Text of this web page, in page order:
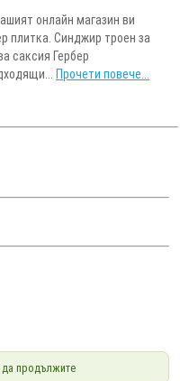
онлайн магазин ви
плитка. Синджир троен за
саксия Гербер
Прочети повече...
да продължите